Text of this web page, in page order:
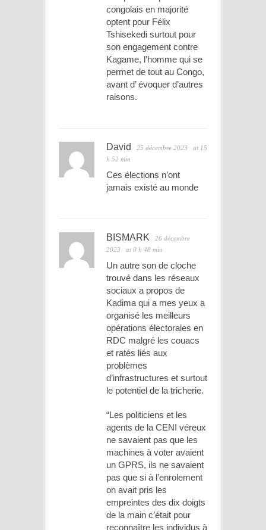
congolais en majorité
optent pour Félix
Tshisekedi surtout pour
son engagement contre
Kagame, l’homme qui se
permet de tout au Congo,
avant d’ évoquer d’autres
raisons.
David 25 décembre 2023
at 15
h 52 min
Ces élections n’ont
jamais existé au monde
BISMARK
26 décembre
2023
at 0 h 48 min
Un autre son de cloche
trouvé dans les réseaux
sociaux a propos de
Kadima qui a mes yeux a
organisé les meilleurs
opérations électorales en
RDC malgré les couacs
et ratés liés aux
problèmes
d’infrastructures et surtout
le potentiel de la tricherie.
“Les politiciens et les
agents de la CENI véreux
ne savaient pas que les
machines à voter avaient
un GPRS, ils ne savaient
pas que si à l’enrolement
on avait pris les
empreintes des dix doigts
de la main c’était pour
reconnaître les individus à